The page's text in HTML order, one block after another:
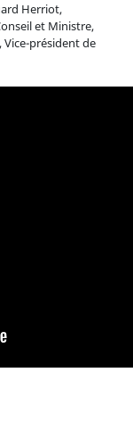
Herriot,
et Ministre,
Vice-président de